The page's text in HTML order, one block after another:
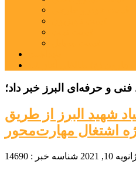
و حرفه‌ای البرز خبر داد؛
شهید البرز از طریق
اشتغال مهارت‌محور
شناسه خبر : 14690